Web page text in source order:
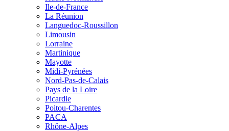
Ile-de-France
La Réunion
Languedoc-Roussillon
Limousin
Lorraine
Martinique
Mayotte
Midi-Pyrénées
Nord-Pas-de-Calais
Pays de la Loire
Picardie
Poitou-Charentes
PACA
Rhône-Alpes